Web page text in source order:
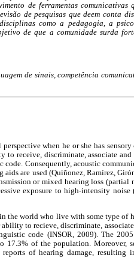
de ferramentas comunicativas
de pesquisas que deem conta
como a pedagogia, a
de que a comunidade surda
de sinais, competência
when he or she has
to receive, discriminate, associate
code. Consequently, acoustic
are used (Quiñonez, Ramírez,
or mixed hearing loss (partial
exposure to high-intensity noise
the world who live with some type of
to recieve, discriminate,
code (INSOR, 2009). The
of the population. Moreover,
of hearing damage, resulting